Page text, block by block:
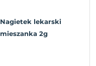
Nagietek lekarski
mieszanka 2g